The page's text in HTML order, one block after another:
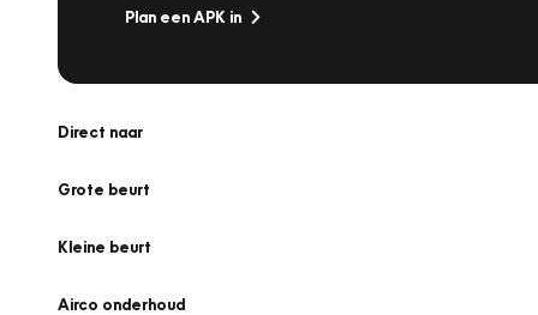
Plan een APK in
Direct naar
Grote beurt
Kleine beurt
Airco onderhoud